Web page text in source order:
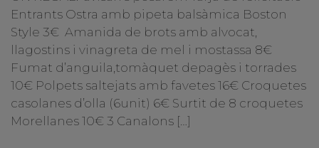
Entrants Ostra amb pipeta balsàmica Boston
Style 3€ Amanida de brots amb alvocat,
llagostins i vinagreta de mel i mostassa 8€
Fumat d’anguila,tomàquet depagès i torrades
10€ Polpets saltejats amb favetes 16€ Croquetes
casolanes d’olla (6unit) 6€ Surtit de 8 croquetes
Morellanes 10€ 3 Canalons […]